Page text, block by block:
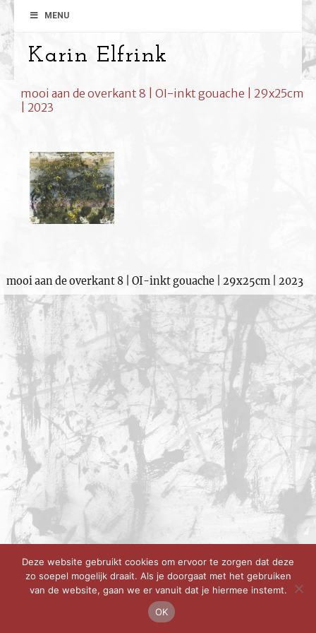
MENU
Karin Elfrink
mooi aan de overkant 8 | OI-inkt gouache | 29x25cm
| 2023
mooi aan de overkant 8 | OI-inkt gouache | 29x25cm | 2023
Deze website gebruikt cookies om ervoor te zorgen dat deze
zo soepel mogelijk draait. Als je doorgaat met het gebruiken
van de website, gaan we er vanuit dat je hiermee instemt.
OK